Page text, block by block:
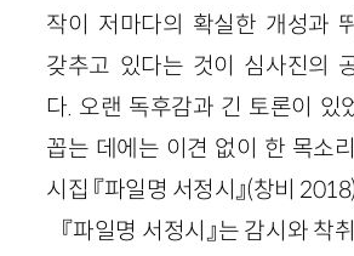
작이 저마다의 확실한 개성과
갖추고 있다는 것이 심사진의
다. 오랜 독후감과 긴 토론이 있
꼽는 데에는 이견 없이 한 목소
시집 『파일명 서정시』(창비
『파일명 서정시』는 감시와 착